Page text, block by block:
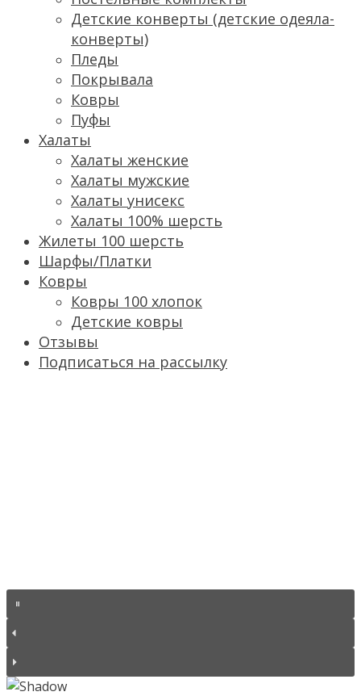
Детские конверты (детские одеяла-
конверты)
Пледы
Покрывала
Ковры
Пуфы
Халаты
Халаты женские
Халаты мужские
Халаты унисекс
Халаты 100% шерсть
Жилеты 100 шерсть
Шарфы/Платки
Ковры
Ковры 100 хлопок
Детские ковры
Отзывы
Подписаться на рассылку